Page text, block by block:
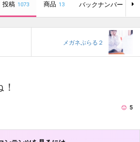
投稿 1073 商品 13 バックナンバー
メガネぷらる２
5